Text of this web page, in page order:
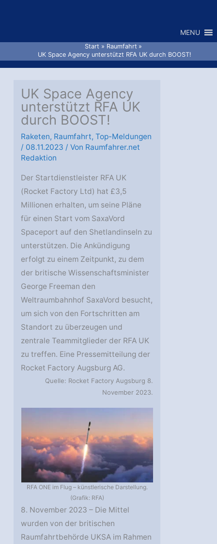
MENU
Start
Raumfahrt
UK Space Agency unterstützt RFA UK durch BOOST!
UK Space Agency
unterstützt RFA UK
durch BOOST!
Raketen, Raumfahrt,Top-Meldungen
/ 08.11.2023 / Von Raumfahrer.net
Redaktion
Der Startdienstleister RFA UK
(Rocket Factory Ltd) hat £3,5
Millionen erhalten, um seine Pläne
für einen Start vom SaxaVord
Spaceport auf den Shetlandinseln zu
unterstützen. Die Ankündigung
erfolgt zu einem Zeitpunkt, zu dem
der britische Wissenschaftsminister
George Freeman den
Weltraumbahnhof SaxaVord besucht,
um sich von den Fortschritten am
Standort zu überzeugen und
zentrale Teammitglieder der RFA UK
zu treffen. Eine Pressemitteilung der
Rocket Factory Augsburg AG.
Quelle: Rocket Factory Augsburg 8.
November 2023.
RFA ONE im Flug – künstlerische Darstellung.
(Grafik: RFA)
8. November 2023 – Die Mittel
wurden von der britischen
Raumfahrtbehörde UKSA im Rahmen